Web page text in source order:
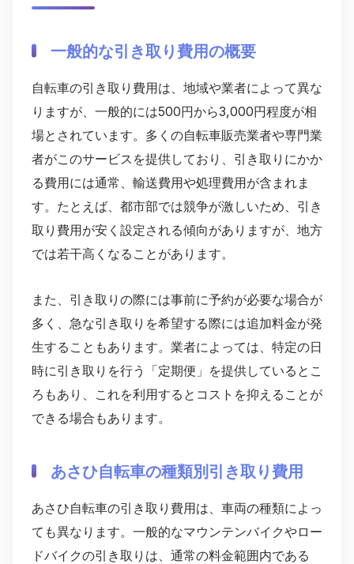
一般的な引き取り費用の概要
自転車の引き取り費用は、地域や業者によって異な
りますが、一般的には500円から3,000円程度が相
場とされています。多くの自転車販売業者や専門業
者がこのサービスを提供しており、引き取りにかか
る費用には通常、輸送費用や処理費用が含まれま
す。たとえば、都市部では競争が激しいため、引き
取り費用が安く設定される傾向がありますが、地方
では若干高くなることがあります。
また、引き取りの際には事前に予約が必要な場合が
多く、急な引き取りを希望する際には追加料金が発
生することもあります。業者によっては、特定の日
時に引き取りを行う「定期便」を提供しているとこ
ろもあり、これを利用するとコストを抑えることが
できる場合もあります。
あさひ自転車の種類別引き取り費用
あさひ自転車の引き取り費用は、車両の種類によっ
ても異なります。一般的なマウンテンバイクやロー
ドバイクの引き取りは、通常の料金範囲内である